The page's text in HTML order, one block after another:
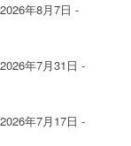
2026年8月7日 -
2026年7月31日 -
2026年7月17日 -